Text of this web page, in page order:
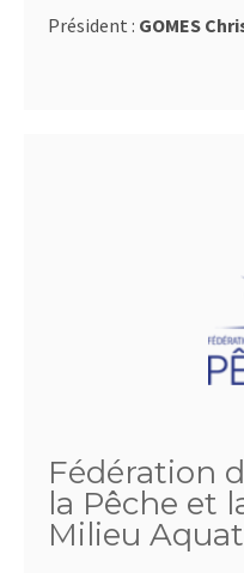
Président : GOMES
Fédération
la Pêche et
Milieu